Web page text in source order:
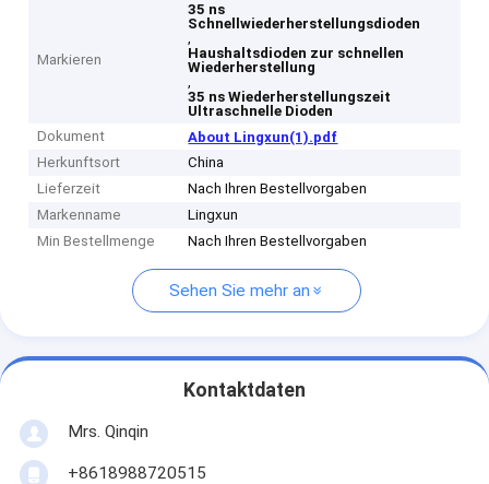
Markieren
35 ns
Schnellwiederherstellungsdioden
,
Haushaltsdioden zur schnellen
Wiederherstellung
,
35 ns Wiederherstellungszeit
Ultraschnelle Dioden
Dokument
About Lingxun(1).pdf
Herkunftsort
China
Lieferzeit
Nach Ihren Bestellvorgaben
Markenname
Lingxun
Min Bestellmenge
Nach Ihren Bestellvorgaben
Sehen Sie mehr an
Kontaktdaten
Mrs. Qinqin
+8618988720515